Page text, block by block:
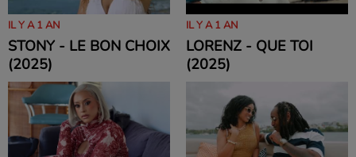
IL Y A 1 AN
STONY - LE BON CHOIX
(2025)
IL Y A 1 AN
LORENZ - QUE TOI
(2025)